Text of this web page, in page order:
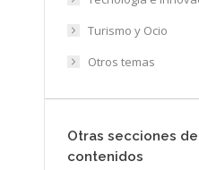
Turismo y Ocio
Otros temas
Otras secciones de
contenidos